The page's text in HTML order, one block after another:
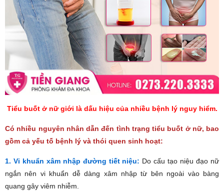
Tiểu buốt ở nữ giới là dấu hiệu của nhiều bệnh lý nguy hiểm.
Có nhiều nguyên nhân dẫn đến tình trạng tiểu buốt ở nữ, bao
gồm cả yếu tố bệnh lý và thói quen sinh hoạt:
1. Vi khuẩn xâm nhập đường tiết niệu: Do cấu tạo niệu đạo nữ
ngắn nên vi khuẩn dễ dàng xâm nhập từ bên ngoài vào bàng
quang gây viêm nhiễm.